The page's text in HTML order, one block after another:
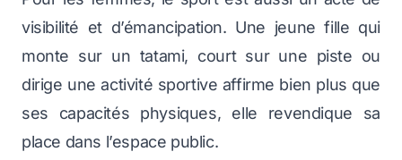
visibilité et d’émancipation. Une jeune fille qui
monte sur un tatami, court sur une piste ou
dirige une activité sportive affirme bien plus que
ses capacités physiques, elle revendique sa
place dans l’espace public.